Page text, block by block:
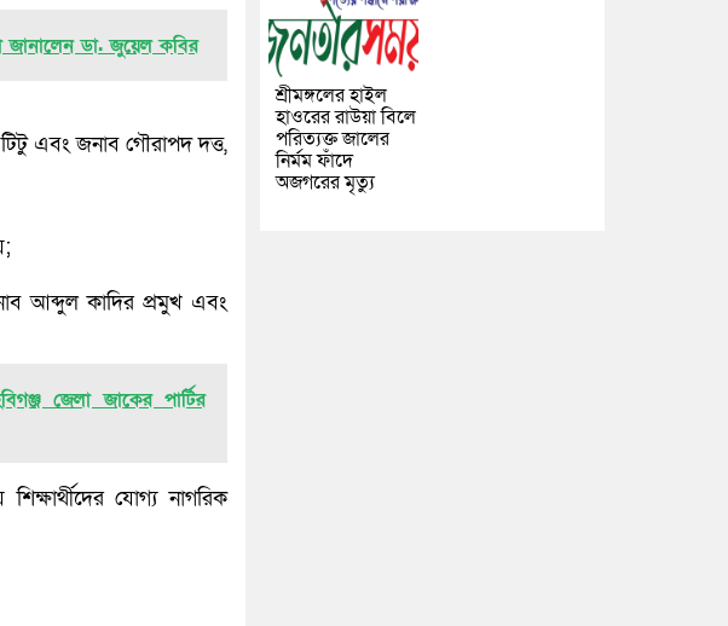
জানালেন ডা. জুয়েল কবির
এবং জনাব গৌরাপদ দত্ত,
আব্দুল কাদির প্রমুখ এবং
জেলা জাকের পার্টির
যোগ্য নাগরিক
শ্রীমঙ্গলের হাইল
হাওরের রাউয়া বিলে
পরিত্যক্ত জালের
নির্মম ফাঁদে
অজগরের মৃত্যু